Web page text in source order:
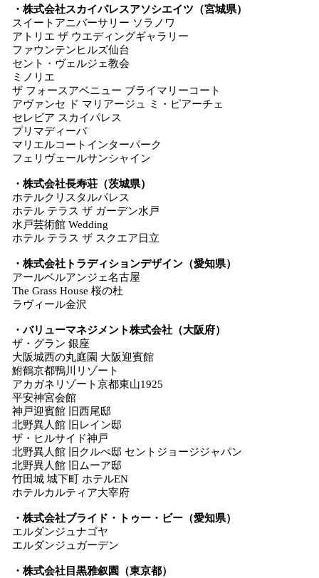
・株式会社スカイパレスアソシエイツ（宮城県）
スイートアニバーサリー ソラノワ
アトリエ ザ ウエディングギャラリー
ファウンテンヒルズ仙台
セント・ヴェルジェ教会
ミノリエ
ザ フォースアベニュー ブライマリーコート
アヴァンセ ド マリアージュ ミ・ピアーチェ
セレビア スカイパレス
プリマディーバ
マリエルコートインターパーク
フェリヴェールサンシャイン
・株式会社長寿荘（茨城県）
ホテルクリスタルパレス
ホテル テラス ザ ガーデン水戸
水戸芸術館 Wedding
ホテル テラス ザ スクエア日立
・株式会社トラディションデザイン（愛知県）
アールベルアンジェ名古屋
The Grass House 桜の杜
ラヴィール金沢
・バリューマネジメント株式会社（大阪府）
ザ・グラン 銀座
大阪城西の丸庭園 大阪迎賓館
鮒鶴京都鴨川リゾート
アカガネリゾート京都東山1925
平安神宮会館
神戸迎賓館 旧西尾邸
北野異人館 旧レイン邸
ザ・ヒルサイド神戸
北野異人館 旧クルぺ邸 セントジョージジャパン
北野異人館 旧ムーア邸
竹田城 城下町 ホテルEN
ホテルカルティア大宰府
・株式会社ブライド・トゥー・ビー（愛知県）
エルダンジュナゴヤ
エルダンジュガーデン
・株式会社目黒雅叙園（東京都）